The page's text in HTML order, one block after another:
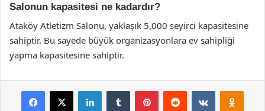
Salonun kapasitesi ne kadardır?
Ataköy Atletizm Salonu, yaklaşık 5,000 seyirci kapasitesine
sahiptir. Bu sayede büyük organizasyonlara ev sahipliği
yapma kapasitesine sahiptir.
Facebook
X LinkedInTumblr PinterestReddit VKontakte